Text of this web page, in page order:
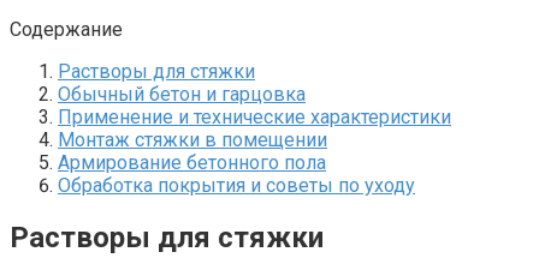
Содержание
Растворы для стяжки
Обычный бетон и гарцовка
Применение и технические характеристики
Монтаж стяжки в помещении
Армирование бетонного пола
Обработка покрытия и советы по уходу
Растворы для стяжки